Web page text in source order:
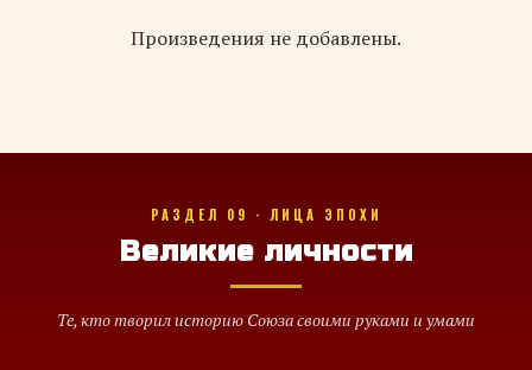
Произведения не добавлены.
РАЗДЕЛ 09 · ЛИЦА ЭПОХИ
Великие личности
Те, кто творил историю Союза своими руками и умами